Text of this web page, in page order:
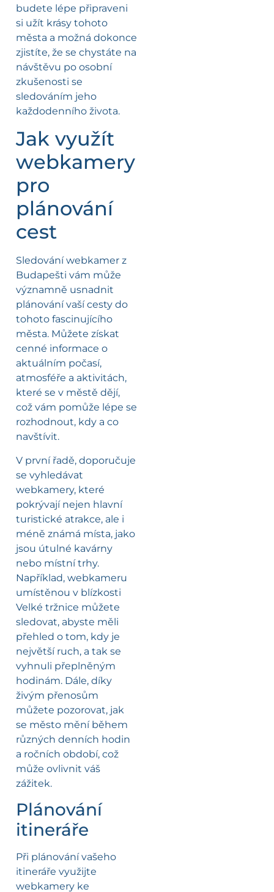
budete lépe připraveni
si užít krásy tohoto
města a možná dokonce
zjistíte, že se chystáte na
návštěvu po osobní
zkušenosti se
sledováním jeho
každodenního života.
Jak využít
webkamery
pro
plánování
cest
Sledování webkamer z
Budapešti vám může
významně usnadnit
plánování vaší cesty do
tohoto fascinujícího
města. Můžete získat
cenné informace o
aktuálním počasí,
atmosféře a aktivitách,
které se v městě dějí,
což vám pomůže lépe se
rozhodnout, kdy a co
navštívit.
V první řadě, doporučuje
se vyhledávat
webkamery, které
pokrývají nejen hlavní
turistické atrakce, ale i
méně známá místa, jako
jsou útulné kavárny
nebo místní trhy.
Například, webkameru
umístěnou v blízkosti
Velké tržnice můžete
sledovat, abyste měli
přehled o tom, kdy je
největší ruch, a tak se
vyhnuli přeplněným
hodinám. Dále, díky
živým přenosům
můžete pozorovat, jak
se město mění během
různých denních hodin
a ročních období, což
může ovlivnit váš
zážitek.
Plánování
itineráře
Při plánování vašeho
itineráře využijte
webkamery ke